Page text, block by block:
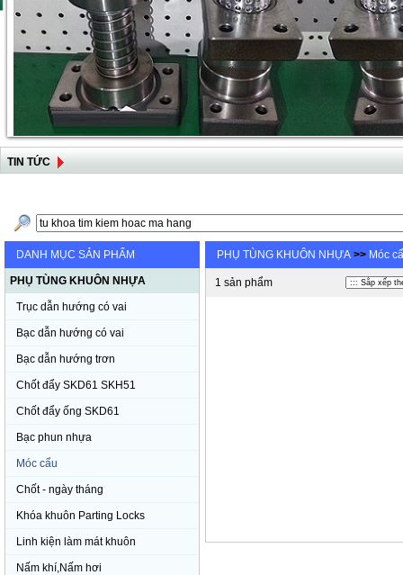
TIN TỨC
DANH MỤC SẢN PHẨM
PHỤ TÙNG KHUÔN NHỰA
Trục dẫn hướng có vai
Bạc dẫn hướng có vai
Bạc dẫn hướng trơn
Chốt đẩy SKD61 SKH51
Chốt đẩy ống SKD61
Bạc phun nhựa
Móc cẩu
Chốt - ngày tháng
Khóa khuôn Parting Locks
Linh kiện làm mát khuôn
Nấm khí,Nấm hơi
PHỤ TÙNG KHUÔN NHỰA >> Móc
1 sản phẩm